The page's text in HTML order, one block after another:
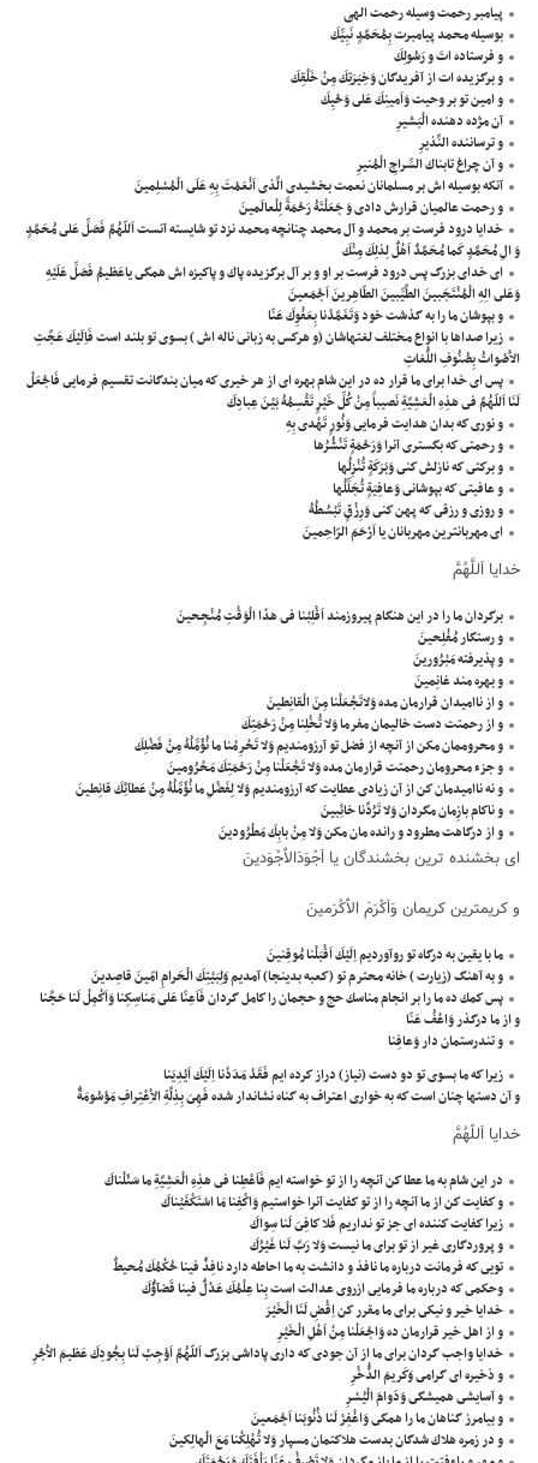
پیامبر رحمت وسیله رحمت الهی
بوسيله محمد پيامبرت بِمُحَمَّدٍ نَبِيِّكَ
و فرستاده اتَ و رَسُولِكَ
و برگزيده ات از آفريدگان وَخِيَرَتِكَ مِنْ خَلْقِكَ
و امين تو بر وحيت وَاَمينِكَ عَلى وَحْيِكَ
آن مژده دهنده الْبَشيرِ
و ترساننده النَّذيرِ
و آن چراغ تابناك السِّراجِ الْمُنيرِ
آنكه بوسيله اش بر مسلمانان نعمت بخشيدى الَّذى اَنْعَمْتَ بِهِ عَلَى الْمُسْلِمينَ
و رحمت عالميان قرارش دادى وَ جَعَلْتَهُ رَحْمَةً لِلْعالَمينَ
خدايا درود فرست بر محمد و آل محمد چنانچه محمد نزد تو شايسته آنست اَللّهُمَّ فَصَلِّ عَلى مُحَمَّدٍ
وَ الِ مُحَمَّدٍ كَما مُحَمَّدٌ اَهْلٌ لِذلِكَ مِنْكَ
اى خداى بزرگ پس درود فرست بر او و بر آل برگزيده پاك و پاكيزه اش همگى ياعَظيمُ فَصَلِّ عَلَيْهِ
وَعَلى الِهِ الْمُنْتَجَبينَ الطَّيِّبينَ الطّاهِرينَ اَجْمَعينَ
و بپوشان ما را به گذشت خود وَتَغَمَّدْنا بِعَفْوِكَ عَنّا
زيرا صداها با انواع مختلف لغتهاشان (و هركس به زبانى ناله اش ) بسوى تو بلند است فَاِلَيْكَ عَجَّتِ
الاَْصْواتُ بِصُنُوفِ اللُّغاتِ
پس اى خدا براى ما قرار ده در اين شام بهره اى از هر خيرى كه ميان بندگانت تقسيم فرمايى فَاجْعَلْ
لَنَا اَللّهُمَّ فى هذِهِ الْعَشِيَّةِ نَصيباً مِنْ كُلِّ خَيْرٍ تَقْسِمُهُ بَيْنَ عِبادِكَ
و نورى كه بدان هدايت فرمايى وَنُورٍ تَهْدى بِهِ
و رحمتى كه بگسترى آنرا وَرَحْمَةٍ تَنْشُرُها
و بركتى كه نازلش كنى وَبَرَكَةٍ تُنْزِلُها
و عافيتى كه بپوشانى وَعافِيَةٍ تُجَلِّلُها
و روزى و رزقى كه پهن كنى وَرِزْقٍ تَبْسُطُهُ
اى مهربانترين مهربانان يا اَرْحَمَ الرّاحِمينَ
خدايا اَللَّهُمَّ
برگردان ما را در اين هنگام پيروزمند اَقْلِبْنا فى هذَا الْوَقْتِ مُنْجِحينَ
و رستگار مُفْلِحينَ
و پذيرفته مَبْرُورينَ
و بهره مند غانِمينَ
و از نااميدان قرارمان مده وَلاتَجْعَلْنا مِنَ الْقانِطينَ
و از رحمتت دست خاليمان مفرما وَلا تُخْلِنا مِنْ رَحْمَتِكَ
و محروممان مكن از آنچه از فضل تو آرزومنديم وَلا تَحْرِمْنا ما نُؤَمِّلُهُ مِنْ فَضْلِكَ
و جزء محرومان رحمتت قرارمان مده وَلا تَجْعَلْنا مِنْ رَحْمَتِكَ مَحْرُومينَ
و نه نااميدمان كن از آن زيادى عطايت كه آرزومنديم وَلا لِفَضْلِ ما نُؤَمِّلُهُ مِنْ عَطآئِكَ قانِطينَ
و ناكام بازِمان مگردان وَلا تَرُدَّنا خائِبينَ
و از درگاهت مطرود و رانده مان مكن وَلا مِنْ بابِكَ مَطْرُودينَ
اى بخشنده ترين بخشندگان يا اَجْوَدَالاَْجْوَدينَ
و كريمترين كريمان وَاَكْرَمَ الاَْكْرَمينَ
ما با يقين به درگاه تو روآورديم اِلَيْكَ اَقْبَلْنا مُوقِنينَ
و به آهنگ (زيارت ) خانه محترم تو (كعبه بدينجا) آمديم وَلِبَيْتِكَ الْحَرامِ امّينَ قاصِدينَ
پس كمك ده ما را بر انجام مناسك حج و حجمان را كامل گردان فَاَعِنّا عَلى مَناسِكِنا وَاَكْمِلْ لَنا حَجَّنا
و از ما درگذر وَاعْفُ عَنّا
و تندرستمان دار وَعافِنا
زيرا كه ما بسوى تو دو دست (نياز) دراز كرده ايم فَقَدْ مَدَدْنا اِلَيْكَ اَيْدِيَنا
و آن دستها چنان است كه به خوارى اعتراف به گناه نشاندار شده فَهِىَ بِذِلَّةِ الاِْعْتِرافِ مَوْسُومَةٌ
خدايا اَللّهُمَّ
در اين شام به ما عطا كن آنچه را از تو خواسته ايم فَاَعْطِنا فى هذِهِ الْعَشِيَّةِ ما سَئَلْناكَ
و كفايت كن از ما آنچه را از تو كفايت آنرا خواستيم وَاكْفِنا مَا اسْتَكْفَيْناكَ
زيرا كفايت كننده اى جز تو نداريم فَلا كافِىَ لَنا سِواكَ
و پروردگارى غير از تو براى ما نيست وَلا رَبَّ لَنا غَيْرُكَ
تويى كه فرمانت درباره ما نافذ و دانشت به ما احاطه دارد نافِذٌ فينا حُكْمُكَ مُحيطٌ
وحكمى كه درباره ما فرمايى ازروى عدالت است بِنا عِلْمُكَ عَدْلٌ فينا قَضآؤُكَ
خدايا خير و نيكى براى ما مقرر كن اِقْضِ لَنَا الْخَيْرَ
و از اهل خير قرارمان ده وَاجْعَلْنا مِنْ اَهْلِ الْخَيْرِ
خدايا واجب گردان براى ما از آن جودى كه دارى پاداشى بزرگ اَللّهُمَّ اَوْجِبْ لَنا بِجُودِكَ عَظيمَ الاَْجْرِ
و ذخيره اى گرامى وَكَريمَ الذُّخْرِ
و آسايشى هميشگى وَدَوامَ الْيُسْرِ
و بيامرز گناهان ما را همگى وَاغْفِرْ لَنا ذُنُوبَنا اَجْمَعينَ
و در زمره هلاك شدگان بدست هلاكتمان مسپار وَلا تُهْلِكْنا مَعَ الْهالِكينَ